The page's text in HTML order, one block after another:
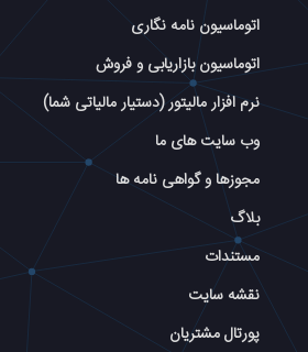
اتوماسیون نامه نگاری
اتوماسیون بازاریابی و فروش
نرم افزار مالیتور (دستیار مالیاتی شما)
وب سایت های ما
مجوزها و گواهی نامه ها
بلاگ
مستندات
نقشه سایت
پورتال مشتریان